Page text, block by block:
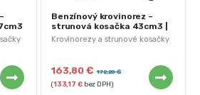
Krovinorezy a strunové kosačky
Benzínový krovinorez –
strunová kosačka 43cm3 |
50G490
163,80€ 172,20€
(133,17 €bez DPH)